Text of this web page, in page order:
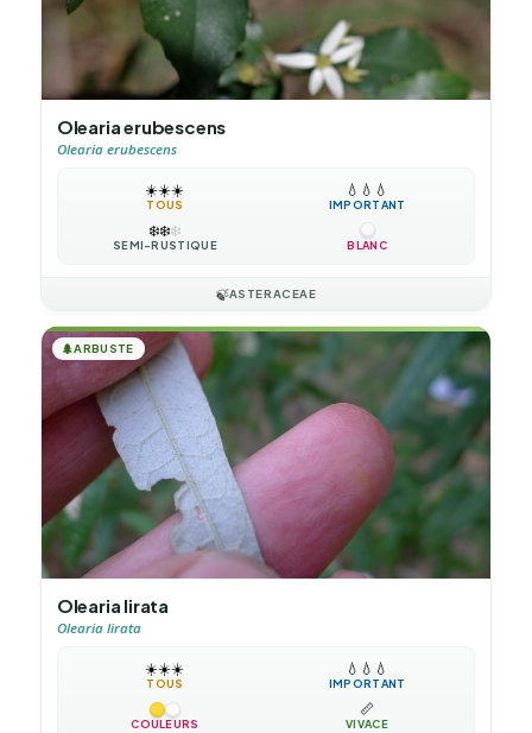
Olearia erubescens
Olearia erubescens
☀️☀️☀️
TOUS
💧 💧 💧
IMPORTANT
❄️❄️❄️
SEMI-RUSTIQUE BLANC
🍃ASTERACEAE
🌲ARBUSTE
Olearia lirata
Olearia lirata
☀️☀️☀️
TOUS
💧 💧 💧
IMPORTANT
COULEURS
📏
VIVACE